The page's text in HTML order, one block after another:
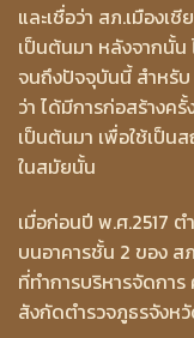
และเชื่อว่า สภ.เมืองเ
เป็นต้นมา หลังจากนั้น
จนถึงปัจจุบันนี้ สำหรับ
ว่า ได้มีการก่อสร้างค
เป็นต้นมา เพื่อใช้เป็น
ในสมัยนั้น
เมื่อก่อนปี พ.ศ.2517
บนอาคารชั้น 2 ของ ส
ที่ทำการบริหารจัดกา
สังกัดตำรวจภูธรจังห